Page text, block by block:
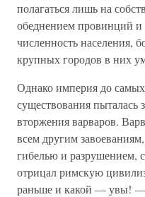
полагаться лишь на
обеднением провинций и
численность населения,
крупных городов в них
Однако империя до
существования пыталась
вторжения варваров.
всем другим
гибелью и разрушением,
отрицал римскую
раньше и какой — увы! —